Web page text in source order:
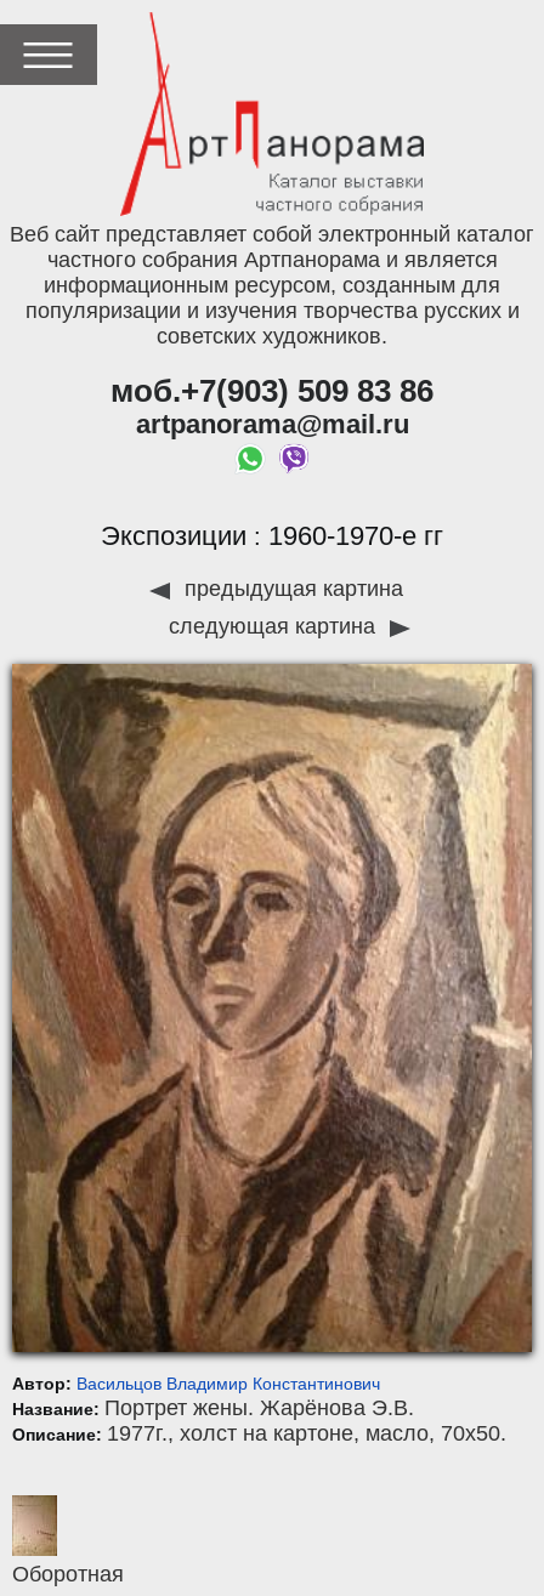
Веб сайт представляет собой электронный каталог
частного собрания Артпанорама и является
информационным ресурсом, созданным для
популяризации и изучения творчества русских и
советских художников.
моб.+7(903) 509 83 86
artpanorama@mail.ru
Экспозиции : 1960-1970-е гг
предыдущая картина
следующая картина
Автор: Васильцов Владимир Константинович
Название: Портрет жены. Жарёнова Э.В.
Описание: 1977г., холст на картоне, масло, 70x50.
Оборотная